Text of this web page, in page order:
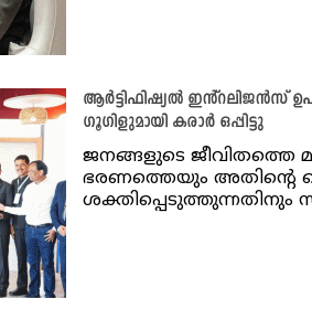
ആർട്ടിഫിഷ്യൽ ഇൻ്റലിജൻസ്
ഗൂഗിളുമായി കരാർ ഒപ്പിട്ടു
ജനങ്ങളുടെ ജീവിതത്തെ
ഭരണത്തെയും അതിൻ്റെ
ശക്തിപ്പെടുത്തുന്നതിനും